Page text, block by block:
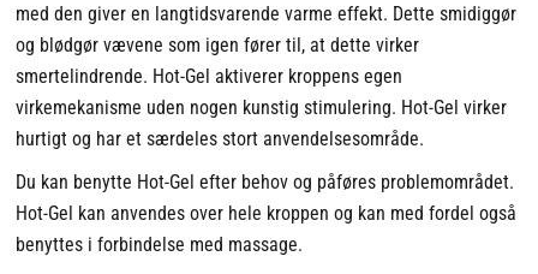
med den giver en langtidsvarende varme effekt. Dette smidiggør
og blødgør vævene som igen fører til, at dette virker
smertelindrende. Hot-Gel aktiverer kroppens egen
virkemekanisme uden nogen kunstig stimulering. Hot-Gel virker
hurtigt og har et særdeles stort anvendelsesområde.
Du kan benytte Hot-Gel efter behov og påføres problemområdet.
Hot-Gel kan anvendes over hele kroppen og kan med fordel også
benyttes i forbindelse med massage.